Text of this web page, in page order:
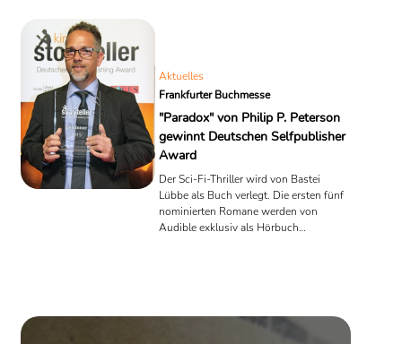
Aktuelles
Frankfurter Buchmesse
"Paradox" von Philip P. Peterson
gewinnt Deutschen Selfpublisher
Award
Der Sci-Fi-Thriller wird von Bastei
Lübbe als Buch verlegt. Die ersten fünf
nominierten Romane werden von
Audible exklusiv als Hörbuch